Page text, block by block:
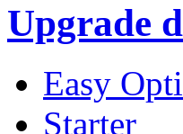
Upgrade
Easy
Starter